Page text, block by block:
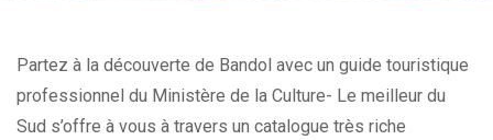
Partez à la découverte de Bandol avec un guide touristique
professionnel du Ministère de la Culture- Le meilleur du
Sud s’offre à vous à travers un catalogue très riche